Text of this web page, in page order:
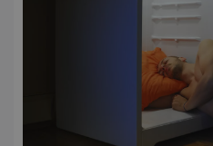
ASP.NET_SessionId